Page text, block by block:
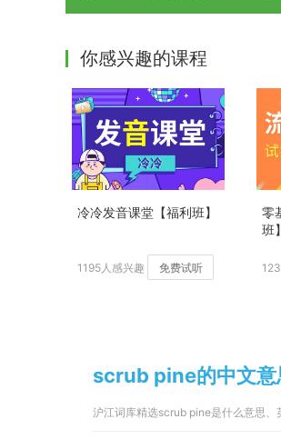
你感兴趣的课程
冷冷发音课堂【福利班】
1195人感兴趣 免费试听
零
班】
scrub pine的中文意
沪江词库精选scrub pine是什么意思、